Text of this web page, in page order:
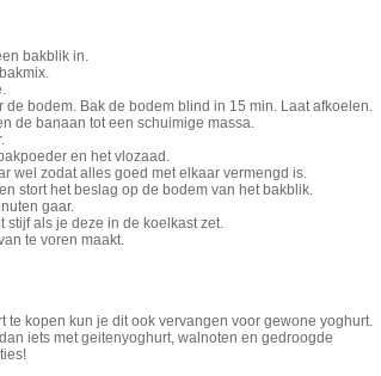
bakblik in.
bodem. Bak de bodem blind in 15 min. Laat afkoelen.
de banaan tot een schuimige massa.
en het vlozaad.
wel zodat alles goed met elkaar vermengd is.
stort het beslag op de bodem van het bakblik.
gaar.
stijf als je deze in de koelkast zet.
te voren maakt.
kopen kun je dit ook vervangen voor gewone yoghurt.
iets met geitenyoghurt, walnoten en gedroogde